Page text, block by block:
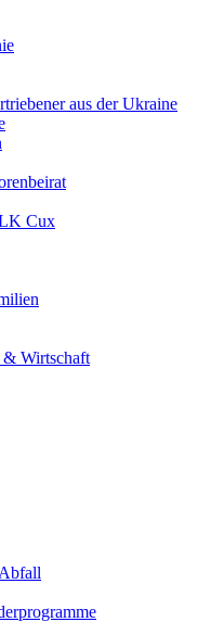
aus der Ukraine
Cux
& Wirtschaft